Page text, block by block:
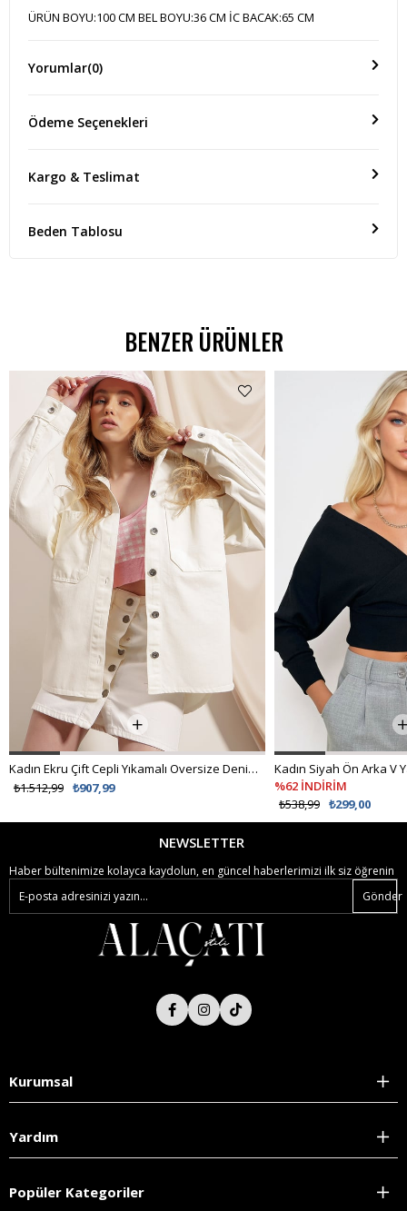
ÜRÜN BOYU:100 CM BEL BOYU:36 CM İÇ BACAK:65 CM
Yorumlar(0)
Ödeme Seçenekleri
Kargo & Teslimat
Beden Tablosu
BENZER ÜRÜNLER
Kadın Ekru Çift Cepli Yıkamalı Oversize Denim Ceket ALC-X8152
₺907,99
₺1.512,99
%62 İNDİRİM
₺299,00
₺538,99
NEWSLETTER
Haber bültenimize kolayca kaydolun, en güncel haberlerimizi ilk siz öğrenin
Gönder
Kurumsal
Yardım
Popüler Kategoriler